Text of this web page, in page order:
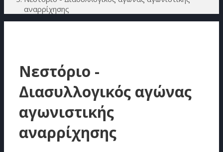
αναρρίχησης
Νεστόριο -
Διασυλλογικός αγώνας
αγωνιστικής
αναρρίχησης